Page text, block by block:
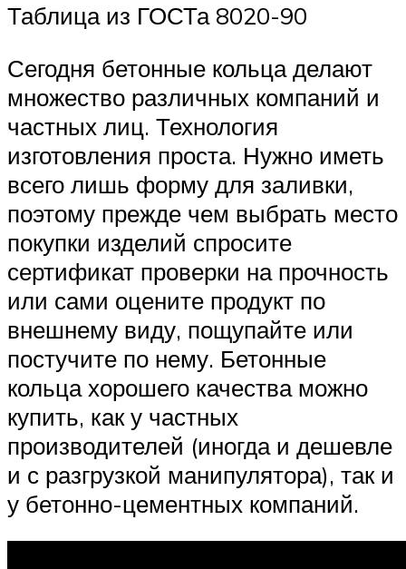
Таблица из ГОСТа 8020-90
Сегодня бетонные кольца делают
множество различных компаний и
частных лиц. Технология
изготовления проста. Нужно иметь
всего лишь форму для заливки,
поэтому прежде чем выбрать место
покупки изделий спросите
сертификат проверки на прочность
или сами оцените продукт по
внешнему виду, пощупайте или
постучите по нему. Бетонные
кольца хорошего качества можно
купить, как у частных
производителей (иногда и дешевле
и с разгрузкой манипулятора), так и
у бетонно-цементных компаний.